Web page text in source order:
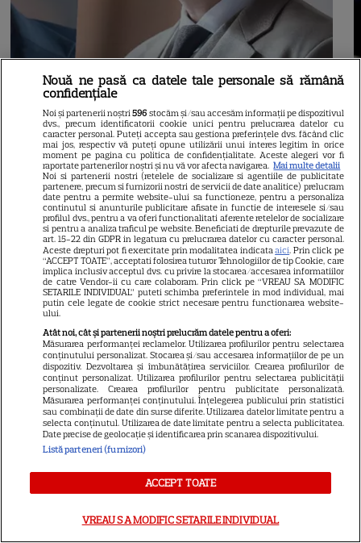
NETFLIX
Agentul Kim reactivat pe
Netflix: Serialul-fenomen care
a rupt topurile de audiență. Ce
șanse sunt pentru Sezonul 2
ARTICOLE PARTENERI
Horoscop 3 august 2026.
Gemenii primesc vești
contradictorii
Nouă ne pasă ca datele tale personale să rămână
confidențiale
Noi și partenerii noștri596 stocăm și/sau accesăm informații pe dispozitivul
dvs., precum identificatorii cookie unici pentru prelucrarea datelor cu
caracter personal. Puteți accepta sau gestiona preferințele dvs. făcând clic
mai jos, respectiv vă puteți opune utilizării unui interes legitim în orice
moment pe pagina cu politica de confidențialitate. Aceste alegeri vor fi
raportate partenerilor noștri și nu vă vor afecta navigarea. Mai multe detalii
Noi si partenerii nostri (retelele de socializare si agentiile de publicitate
partenere, precum si furnizorii nostri de servicii de date analitice) prelucram
date pentru a permite website-ului sa functioneze, pentru a personaliza
continutul si anunturile publicitare afisate in functie de interesele si/sau
profilul dvs., pentru a va oferi functionalitati aferente retelelor de socializare
si pentru a analiza traficul pe website. Beneficiati de drepturile prevazute de
art. 15-22 din GDPR in legatura cu prelucrarea datelor cu caracter personal.
Aceste drepturi pot fi exercitate prin modalitatea indicataaici. Prin click pe
“ACCEPT TOATE”, acceptati folosirea tuturor Tehnologiilor de tip Cookie, care
implica inclusiv acceptul dvs. cu privire la stocarea/accesarea informatiilor
de catre Vendor-ii cu care colaboram. Prin click pe “VREAU SA MODIFIC
SETARILE INDIVIDUAL” puteti schimba preferintele in mod individual, mai
putin cele legate de cookie strict necesare pentru functionarea website-
ului.
Atât noi, cât și partenerii noștri prelucrăm datele pentru a oferi:
Măsurarea performanței reclamelor. Utilizarea profilurilor pentru selectarea
conținutului personalizat. Stocarea și/sau accesarea informațiilor de pe un
dispozitiv. Dezvoltarea și îmbunătățirea serviciilor. Crearea profilurilor de
conținut personalizat. Utilizarea profilurilor pentru selectarea publicității
personalizate. Crearea profilurilor pentru publicitate personalizată.
Măsurarea performanței conținutului. Înțelegerea publicului prin statistici
sau combinații de date din surse diferite. Utilizarea datelor limitate pentru a
selecta conținutul. Utilizarea de date limitate pentru a selecta publicitatea.
Date precise de geolocație și identificarea prin scanarea dispozitivului.
Listă parteneri (furnizori)
ACCEPT TOATE
VREAU SA MODIFIC SETARILE INDIVIDUAL